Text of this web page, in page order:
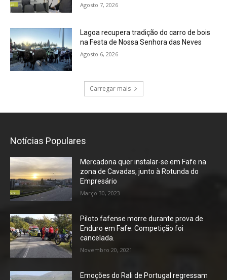
Agosto 7, 2026
Lagoa recupera tradição do carro de bois
na Festa de Nossa Senhora das Neves
Agosto 6, 2026
Carregar mais
Notícias Populares
Mercadona quer instalar-se em Fafe na
zona de Cavadas, junto à Rotunda do
Empresário
Março 30, 2023
Piloto fafense morre durante prova de
Enduro em Fafe. Competição foi
cancelada.
Novembro 20, 2021
Emoções do Rali de Portugal regressam